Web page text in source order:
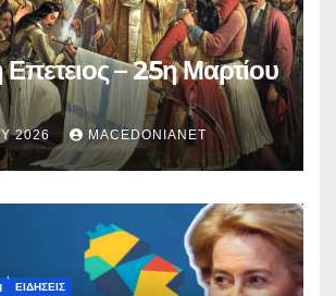
Επετειος – 25η Μαρτίου
2026 MACEDONIANET
ΕΙΔΉΣΕΙΣ